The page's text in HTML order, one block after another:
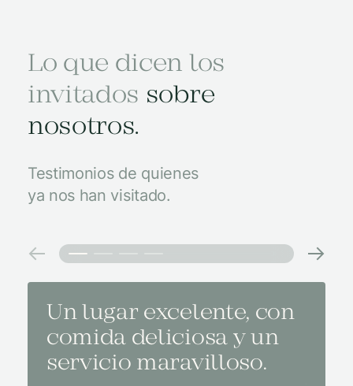
Lo que dicen los
invitados sobre
nosotros.
Testimonios de quienes
ya nos han visitado.
Un lugar excelente, con
comida deliciosa y un
servicio maravilloso.